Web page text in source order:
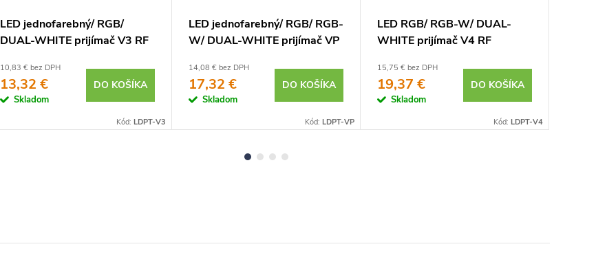
LED jednofarebný/ RGB/
DUAL-WHITE prijímač V3 RF
10,83 € bez DPH
13,32 €
Skladom
DO KOŠÍKA
Kód: LDPT-V3
LED jednofarebný/ RGB/ RGB-
W/ DUAL-WHITE prijímač VP
14,08 € bez DPH
17,32 €
Skladom
DO KOŠÍKA
Kód: LDPT-VP
LED RGB/ RGB-W/ DUAL-
WHITE prijímač V4 RF
15,75 € bez DPH
19,37 €
Skladom
DO KOŠÍKA
Kód: LDPT-V4